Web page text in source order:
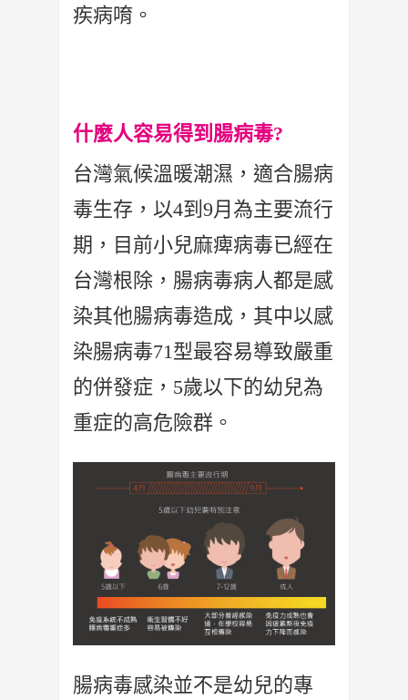
疾病唷。
什麼人容易得到腸病毒?
台灣氣候溫暖潮濕，適合腸病
毒生存，以4到9月為主要流行
期，目前小兒麻痺病毒已經在
台灣根除，腸病毒病人都是感
染其他腸病毒造成，其中以感
染腸病毒71型最容易導致嚴重
的併發症，5歲以下的幼兒為
重症的高危險群。
腸病毒感染並不是幼兒的專